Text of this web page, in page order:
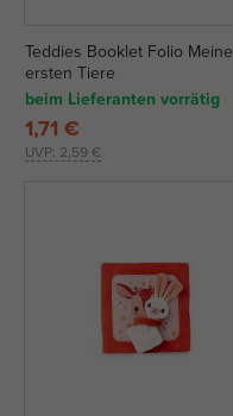
Teddies Booklet Folio Meine
ersten Tiere
beim Lieferanten vorrätig
UVP: 2,59 €
1,71 €